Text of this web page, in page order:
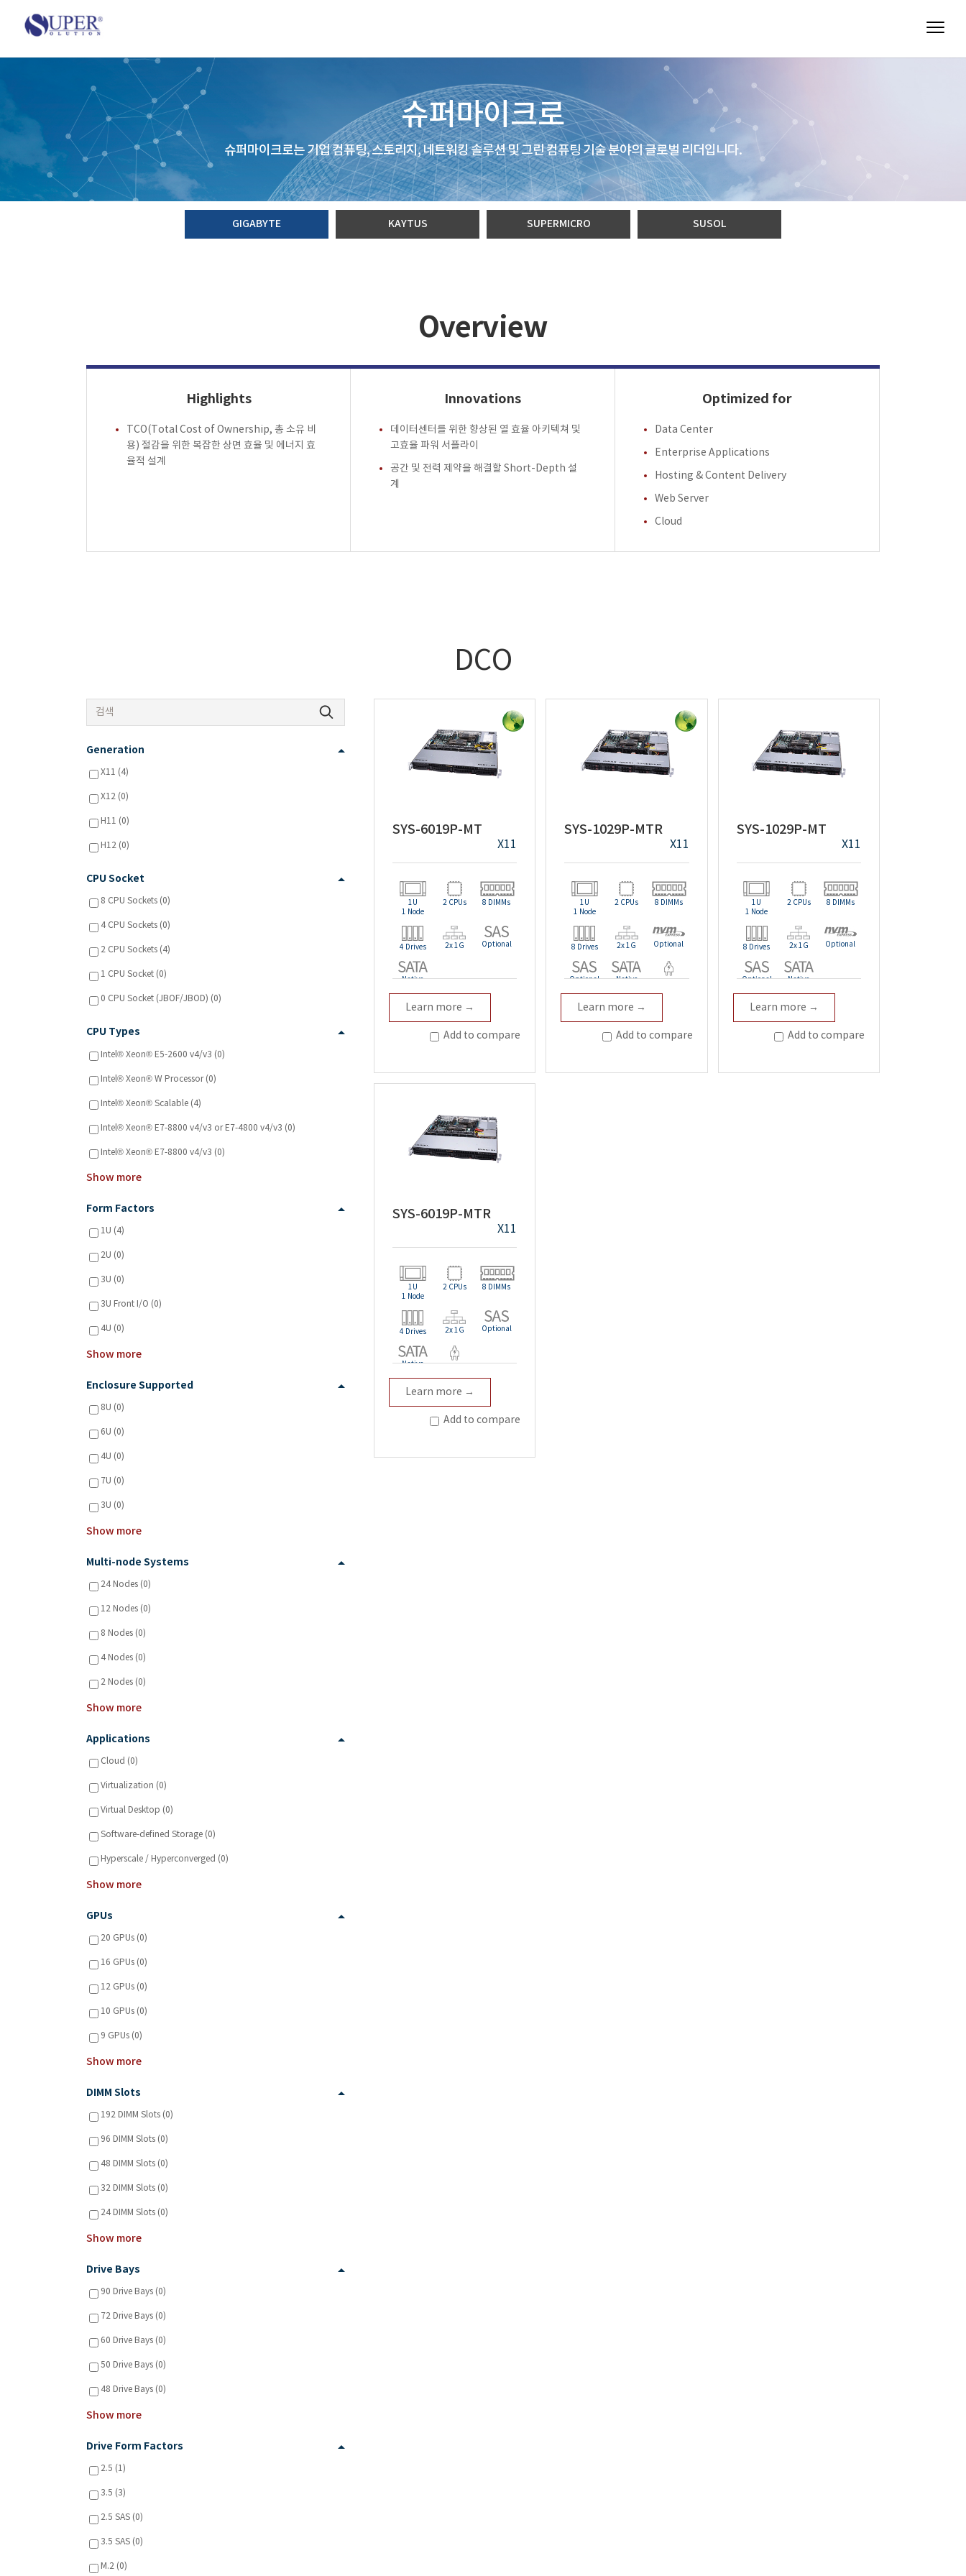
슈퍼마이크로
슈퍼마이크로는 기업 컴퓨팅, 스토리지, 네트워킹 솔루션 및 그린 컴퓨팅 기술 분야의 글로벌 리더입니다.
GIGABYTE KAYTUS SUPERMICRO SUSOL
Overview
Highlights
TCO(Total Cost of Ownership, 총 소유 비
용) 절감을 위한 복잡한 상면 효율 및 에너지 효
율적 설계
Innovations
데이터센터를 위한 향상된 열 효율 아키텍쳐 및
고효율 파워 서플라이
공간 및 전력 제약을 해결할 Short-Depth 설
계
Optimized for
Data Center
Enterprise Applications
Hosting & Content Delivery
Web Server
Cloud
DCO
Generation
X11 (4)
X12 (0)
H11 (0)
H12 (0)
CPU Socket
8 CPU Sockets (0)
4 CPU Sockets (0)
2 CPU Sockets (4)
1 CPU Socket (0)
0 CPU Socket (JBOF/JBOD) (0)
CPU Types
Intel® Xeon® E5-2600 v4/v3 (0)
Intel® Xeon® W Processor (0)
Intel® Xeon® Scalable (4)
Intel® Xeon® E7-8800 v4/v3 or E7-4800 v4/v3 (0)
Intel® Xeon® E7-8800 v4/v3 (0)
Show more
Form Factors
1U (4)
2U (0)
3U (0)
3U Front I/O (0)
4U (0)
Show more
Enclosure Supported
8U (0)
6U (0)
4U (0)
7U (0)
3U (0)
Show more
Multi-node Systems
24 Nodes (0)
12 Nodes (0)
8 Nodes (0)
4 Nodes (0)
2 Nodes (0)
Show more
Applications
Cloud (0)
Virtualization (0)
Virtual Desktop (0)
Software-defined Storage (0)
Hyperscale / Hyperconverged (0)
Show more
GPUs
20 GPUs (0)
16 GPUs (0)
12 GPUs (0)
10 GPUs (0)
9 GPUs (0)
Show more
DIMM Slots
192 DIMM Slots (0)
96 DIMM Slots (0)
48 DIMM Slots (0)
32 DIMM Slots (0)
24 DIMM Slots (0)
Show more
Drive Bays
90 Drive Bays (0)
72 Drive Bays (0)
60 Drive Bays (0)
50 Drive Bays (0)
48 Drive Bays (0)
Show more
Drive Form Factors
2.5 (1)
3.5 (3)
2.5 SAS (0)
3.5 SAS (0)
M.2 (0)
SYS-6019P-MT
X11
1U
1 Node
2 CPUs 8 DIMMs
4 Drives 2x 1G Optional
Native
Learn more →
Add to compare
SYS-1029P-MTR
X11
1U
1 Node
2 CPUs 8 DIMMs
8 Drives 2x 1G Optional
Optional Native
Learn more →
Add to compare
SYS-1029P-MT
X11
1U
1 Node
2 CPUs 8 DIMMs
8 Drives 2x 1G Optional
Optional Native
Learn more →
Add to compare
SYS-6019P-MTR
X11
1U
1 Node
2 CPUs 8 DIMMs
4 Drives 2x 1G Optional
Native
Learn more →
Add to compare